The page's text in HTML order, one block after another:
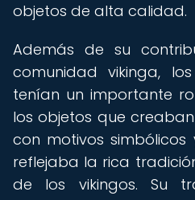
objetos de alta calidad.
Además de su
comunidad vikinga,
tenían un importante
los objetos que
con motivos
reflejaba la rica
de los vikingos. Su